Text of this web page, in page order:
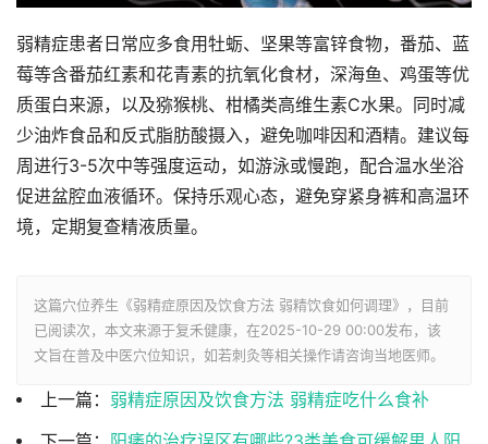
弱精症患者日常应多食用牡蛎、坚果等富锌食物，番茄、蓝
莓等含番茄红素和花青素的抗氧化食材，深海鱼、鸡蛋等优
质蛋白来源，以及猕猴桃、柑橘类高维生素C水果。同时减
少油炸食品和反式脂肪酸摄入，避免咖啡因和酒精。建议每
周进行3-5次中等强度运动，如游泳或慢跑，配合温水坐浴
促进盆腔血液循环。保持乐观心态，避免穿紧身裤和高温环
境，定期复查精液质量。
这篇穴位养生《弱精症原因及饮食方法 弱精饮食如何调理》，目前
已阅读次，本文来源于复禾健康，在2025-10-29 00:00发布，该
文旨在普及中医穴位知识，如若刺灸等相关操作请咨询当地医师。
上一篇： 弱精症原因及饮食方法 弱精症吃什么食补